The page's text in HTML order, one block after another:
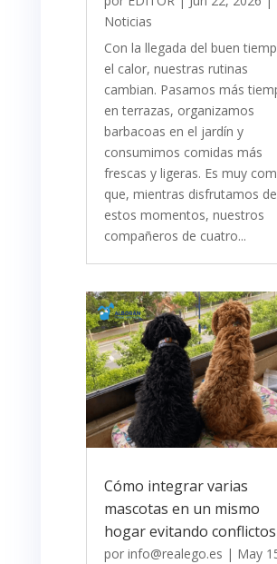
Noticias
Con la llegada del buen
el calor, nuestras rutinas
cambian. Pasamos más
en terrazas, organizamos
barbacoas en el jardín y
consumimos comidas más
frescas y ligeras. Es muy
que, mientras disfrutamos de
estos momentos, nuestros
compañeros de cuatro...
Cómo integrar varias
mascotas en un mismo
hogar evitando conflictos
por info@realego.es | May